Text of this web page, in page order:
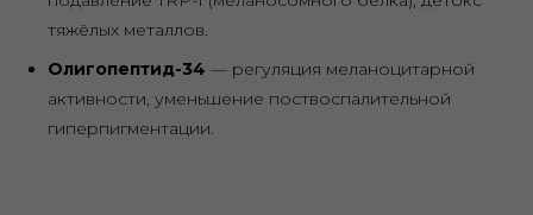
тяжёлых металлов.
Олигопептид-34 — регуляция меланоцитарной
активности, уменьшение поствоспалительной
гиперпигментации.